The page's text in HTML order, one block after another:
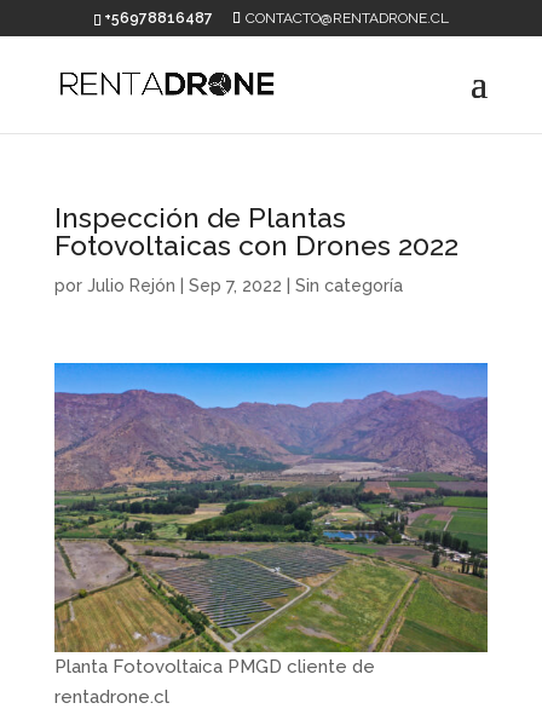
+56978816487 CONTACTO@RENTADRONE.CL
Inspección de Plantas
Fotovoltaicas con Drones 2022
por Julio Rejón Sep 7, 2022 Sin categoría
Planta Fotovoltaica PMGD cliente de
rentadrone.cl